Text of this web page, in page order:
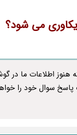
می شود؟
اطلاعات ما در
پاسخ سوال خود را